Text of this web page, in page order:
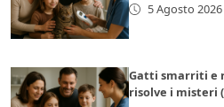
5 Agosto 2026
Gatti smarriti e
risolve i misteri